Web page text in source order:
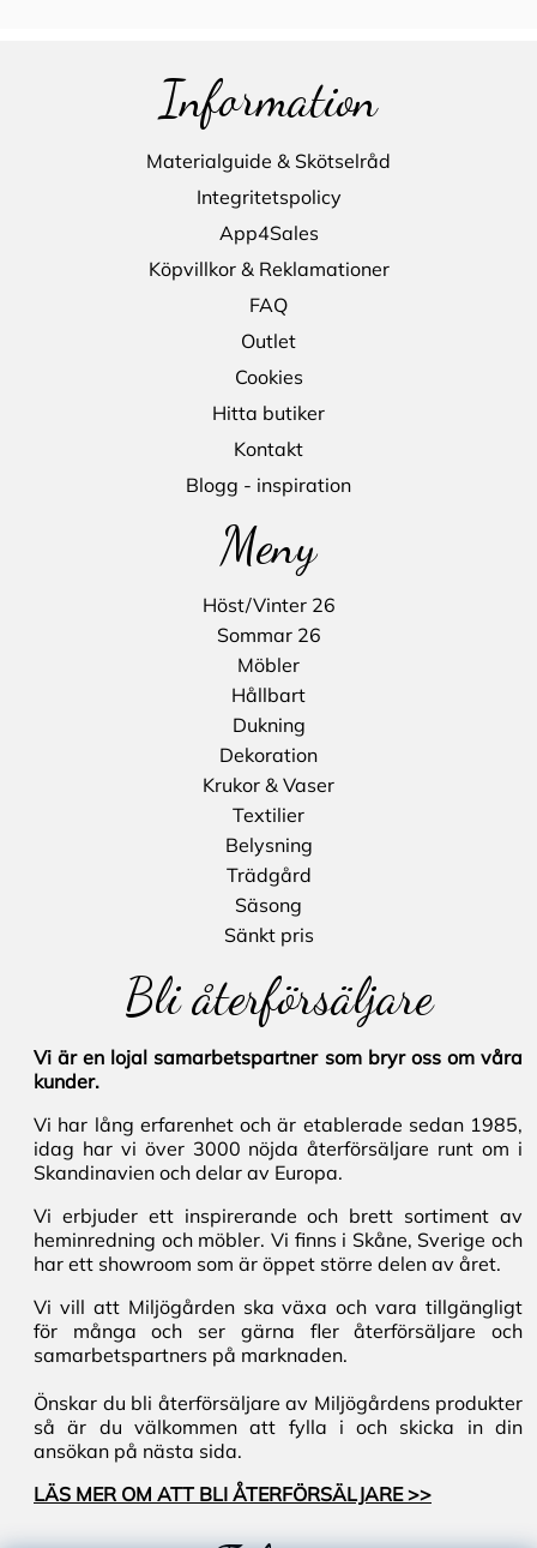
Information
Materialguide & Skötselråd
Integritetspolicy
App4Sales
Köpvillkor & Reklamationer
FAQ
Outlet
Cookies
Hitta butiker
Kontakt
Blogg - inspiration
Meny
Höst/Vinter 26
Sommar 26
Möbler
Hållbart
Dukning
Dekoration
Krukor & Vaser
Textilier
Belysning
Trädgård
Säsong
Sänkt pris
Bli återförsäljare
Vi är en lojal samarbetspartner som bryr oss om våra
kunder.
Vi har lång erfarenhet och är etablerade sedan 1985,
idag har vi över 3000 nöjda återförsäljare runt om i
Skandinavien och delar av Europa.
Vi erbjuder ett inspirerande och brett sortiment av
heminredning och möbler. Vi finns i Skåne, Sverige och
har ett showroom som är öppet större delen av året.
Vi vill att Miljögården ska växa och vara tillgängligt
för många och ser gärna fler återförsäljare och
samarbetspartners på marknaden.
Önskar du bli återförsäljare av Miljögårdens produkter
så är du välkommen att fylla i och skicka in din
ansökan på nästa sida.
LÄS MER OM ATT BLI ÅTERFÖRSÄLJARE >>